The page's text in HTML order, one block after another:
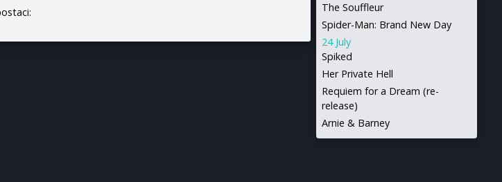
The Souffleur
Spider-Man: Brand New Day
24 July
Spiked
Her Private Hell
Requiem for a Dream (re-
release)
Arnie & Barney